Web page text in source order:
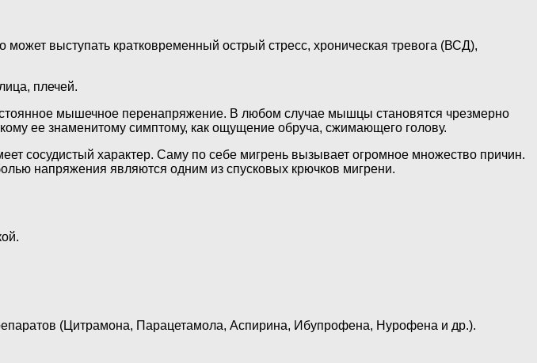
выступать кратковременный острый стресс, хроническая тревога (ВСД),
плечей.
мышечное перенапряжение. В любом случае мышцы становятся чрезмерно
ее знаменитому симптому, как ощущение обруча, сжимающего голову.
сосудистый характер. Саму по себе мигрень вызывает огромное множество причин.
напряжения являются одним из спусковых крючков мигрени.
(Цитрамона, Парацетамола, Аспирина, Ибупрофена, Нурофена и др.).